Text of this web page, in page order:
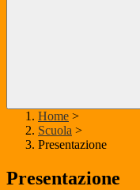
Home >
Scuola >
Presentazione
Presentazione